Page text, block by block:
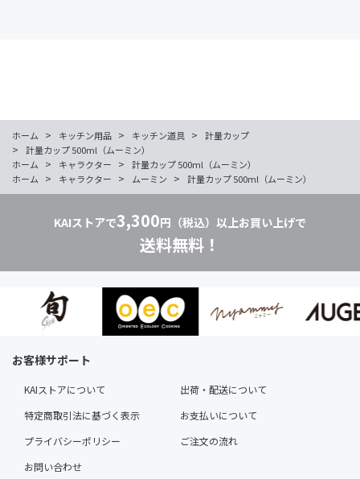
ホーム > キッチン用品 > キッチン道具 > 計量カップ
>
計量カップ 500ml（ムーミン）
ホーム
> キャラクター >
計量カップ 500ml（ムーミン）
ホーム
> キャラクター > ムーミン > 計量カップ 500ml（ムーミン）
KAIストアで3,300円（税込）以上お買い上げで
送料無料！
お客様サポート
KAIストアについて
出荷・配送について
特定商取引法に基づく表示
お支払いについて
プライバシーポリシー
ご注文の流れ
お問い合わせ